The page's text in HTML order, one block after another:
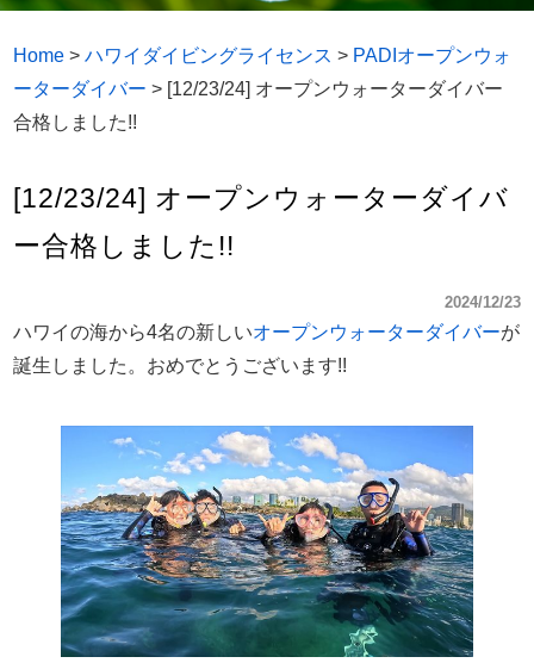
Home >ハワイダイビングライセンス > PADIオープンウォ
ーターダイバー > [12/23/24] オープンウォーターダイバー
合格しました!!
[12/23/24] オープンウォーターダイバ
ー合格しました!!
2024/12/23
ハワイの海から4名の新しいオープンウォーターダイバーが
誕生しました。おめでとうございます!!